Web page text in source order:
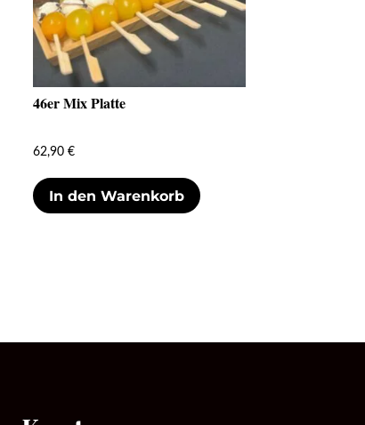
46er Mix Platte
62,90€
In den Warenkorb